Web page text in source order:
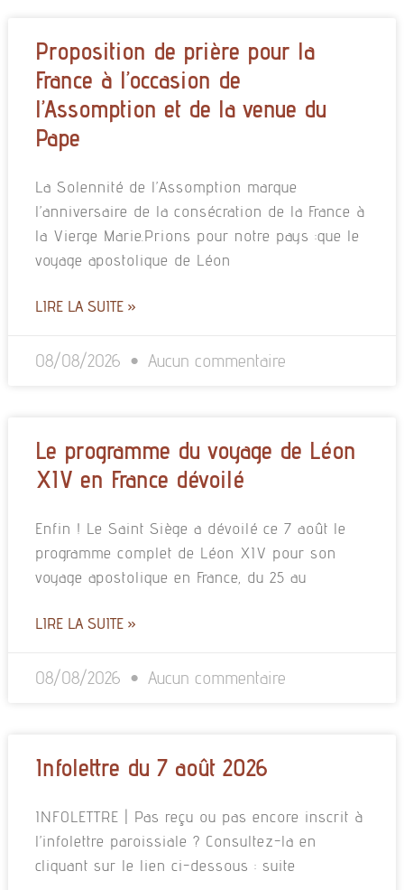
Proposition de prière pour la
France à l’occasion de
l’Assomption et de la venue du
Pape
La Solennité de l’Assomption marque
l’anniversaire de la consécration de la France à
la Vierge Marie.Prions pour notre pays :que le
voyage apostolique de Léon
LIRE LA SUITE »
08/08/2026 Aucun commentaire
Le programme du voyage de Léon
XIV en France dévoilé
Enfin ! Le Saint Siège a dévoilé ce 7 août le
programme complet de Léon XIV pour son
voyage apostolique en France, du 25 au
LIRE LA SUITE »
08/08/2026 Aucun commentaire
Infolettre du 7 août 2026
INFOLETTRE | Pas reçu ou pas encore inscrit à
l’infolettre paroissiale ? Consultez-la en
cliquant sur le lien ci-dessous : suite